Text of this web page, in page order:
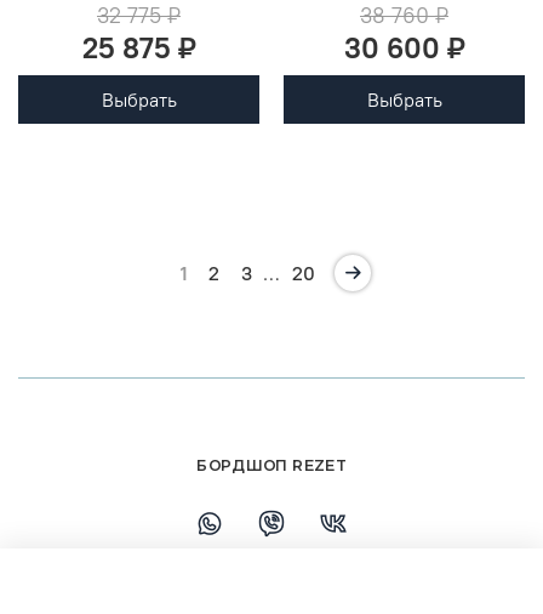
32 775 ₽
25 875 ₽
Выбрать
38 760 ₽
30 600 ₽
Выбрать
1 2 3 … 20
БОРДШОП REZET